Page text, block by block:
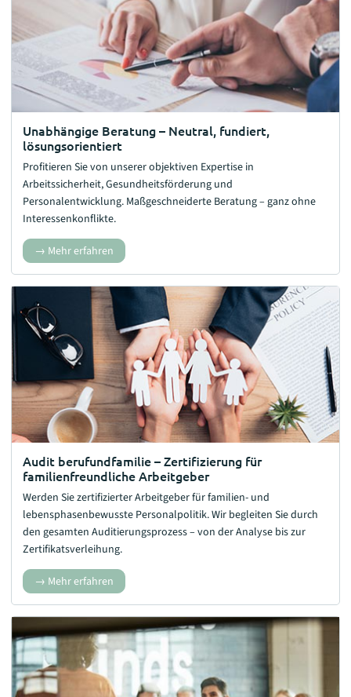
Unabhängige Beratung – Neutral, fundiert,
lösungsorientiert
Profitieren Sie von unserer objektiven Expertise in
Arbeitssicherheit, Gesundheitsförderung und
Personalentwicklung. Maßgeschneiderte Beratung – ganz ohne
Interessenkonflikte.
Mehr erfahren
Audit berufundfamilie – Zertifizierung für
familienfreundliche Arbeitgeber
Werden Sie zertifizierter Arbeitgeber für familien- und
lebensphasenbewusste Personalpolitik. Wir begleiten Sie durch
den gesamten Auditierungsprozess – von der Analyse bis zur
Zertifikatsverleihung.
Mehr erfahren